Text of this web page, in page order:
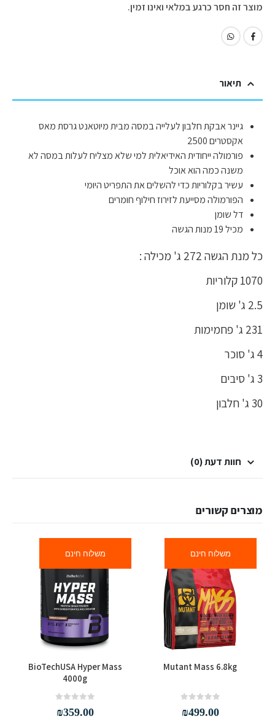
מוצר זה חסר כרגע במלאי ואינו זמין.
תיאור
גיינר אבקת חלבון לעלייה במסה מבית מיוטאנט גרסת מאס
אקסטרים 2500
פורמולה ייחודית האידיאלית למי שלא מצליח לעלות במסה לא
משנה כמה הוא אוכל
עשיר בקלוריות כדי להשלים את התפריט היומי
הפורמולה מסייעת לזירוז חילוף חומרים
דל שומן
מכיל 19 מנות הגשה
כל מנת הגשה 272 ג' מכילה :
1070 קלוריות
2.5 ג' שומן
231 ג' פחמימות
4 ג' סוכר
3 ג' סיבים
30 ג' חלבון
חוות דעת (0)
מוצרים קשורים
משלוח חינם
למוצר זה יש מספר סוגים. ניתן לבחור את האפשרויות בעמוד המוצר
Mutant Mass 6.8kg
₪499.00
משלוח חינם
למוצר זה יש מספר סוגים. ניתן לבחור את האפשרויות בעמוד המוצר
BioTechUSA Hyper Mass
4000g
₪359.00